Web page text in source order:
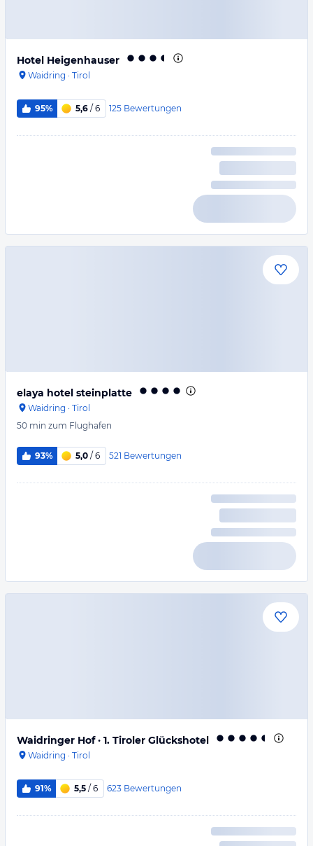
Hotel Heigenhauser
Waidring · Tirol
95% 5,6 / 6 125 Bewertungen
elaya hotel steinplatte
Waidring · Tirol
50 min zum Flughafen
93% 5,0 / 6 521 Bewertungen
Waidringer Hof · 1. Tiroler Glückshotel
Waidring · Tirol
91% 5,5 / 6 623 Bewertungen